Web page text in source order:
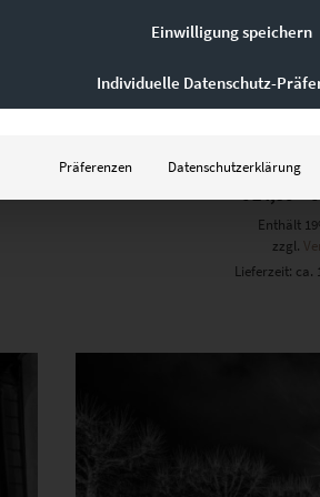
EZ01089 Koblenzer Tor
€24,90–€
Enthält
zzgl.
Lieferzeit: ca.
Dieses
Einwilligung speichern
Individuelle Datenschutz-
Präferenzen Datenschutzerklärung